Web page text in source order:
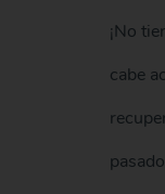
¡No
cabe